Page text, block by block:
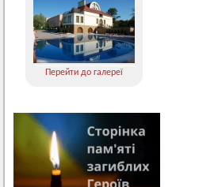
Перейти до галереї